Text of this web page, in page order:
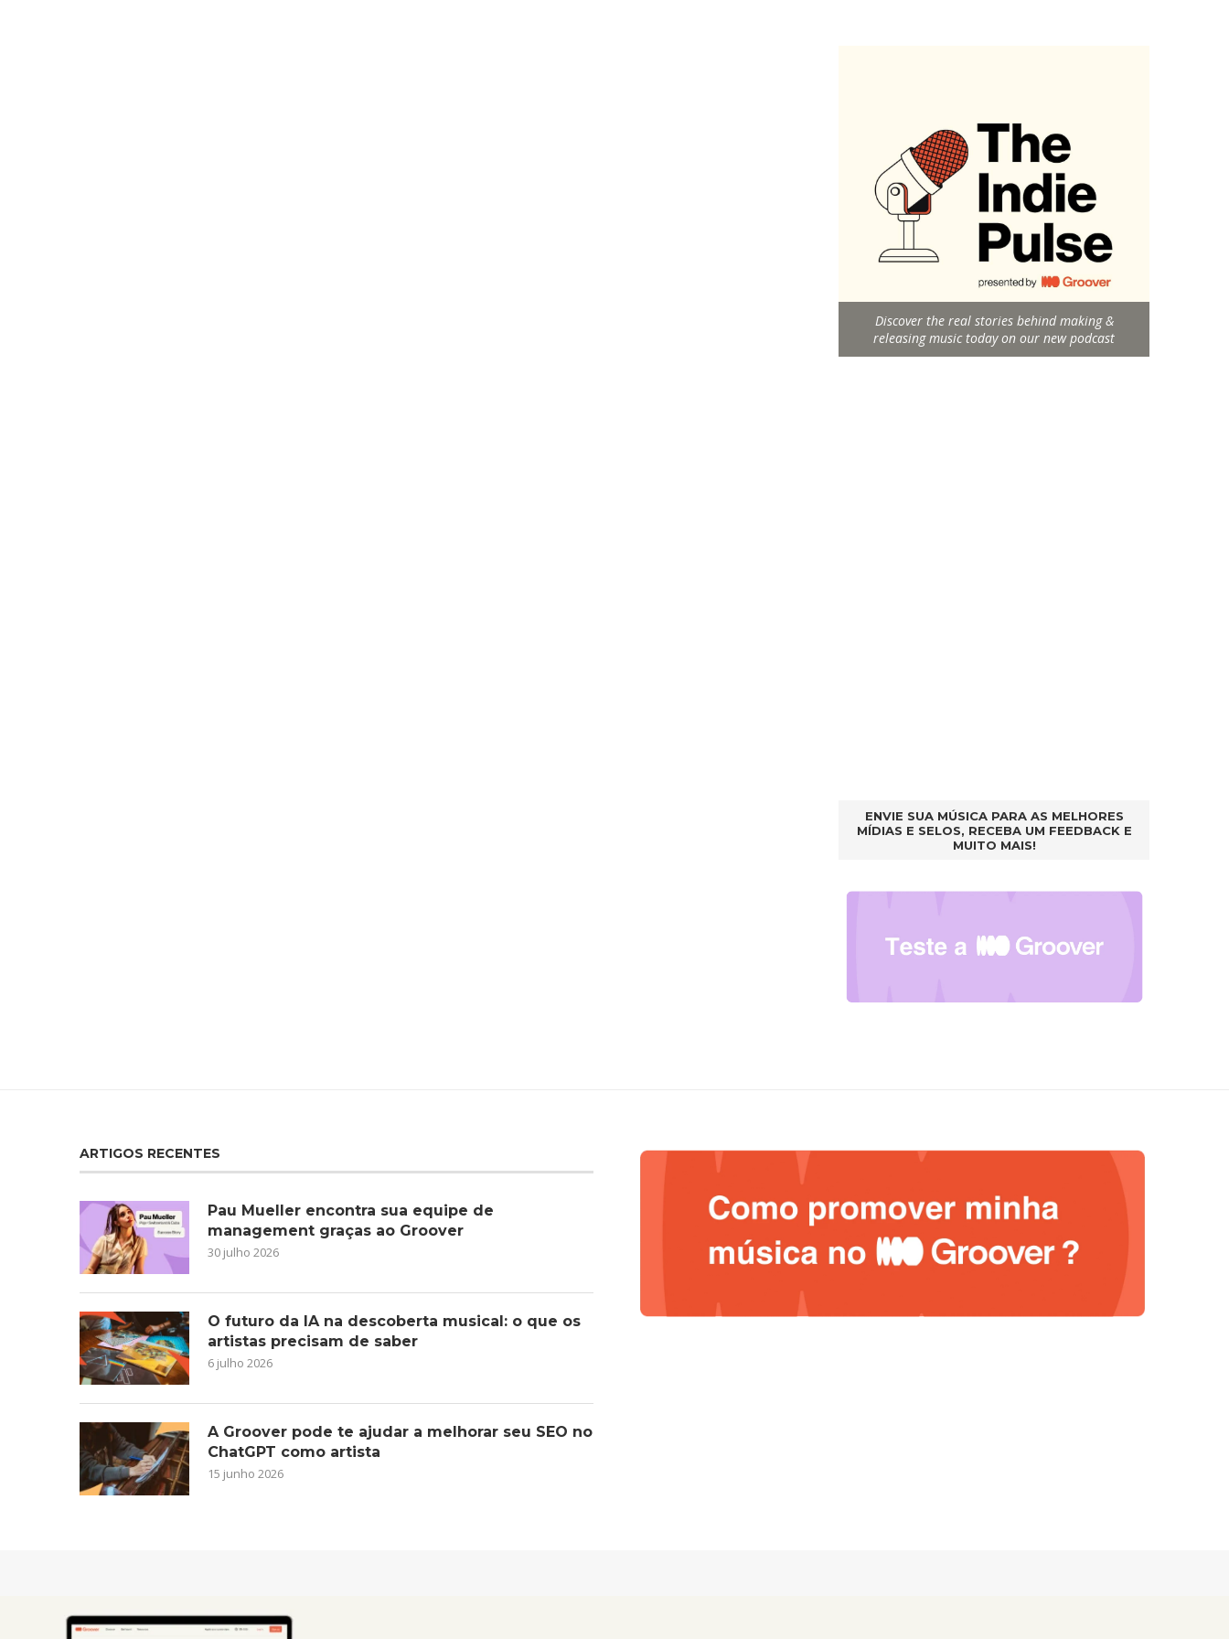
Discover the real stories behind making &
releasing music today on our new podcast
ENVIE SUA MÚSICA PARA AS MELHORES
MÍDIAS E SELOS, RECEBA UM FEEDBACK E
MUITO MAIS!
ARTIGOS RECENTES
Pau Mueller encontra sua equipe de
management graças ao Groover
30 julho 2026
O futuro da IA na descoberta musical: o que os
artistas precisam de saber
6 julho 2026
A Groover pode te ajudar a melhorar seu SEO no
ChatGPT como artista
15 junho 2026